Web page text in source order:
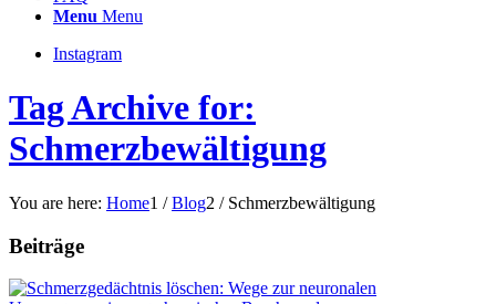
Menu Menu
Instagram
Tag Archive for:
Schmerzbewältigung
You are here: Home1 / Blog2 / Schmerzbewältigung
Beiträge